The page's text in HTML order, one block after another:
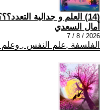
(14) العلم و جدالية التعدد؟؟؟؟؟؟؟؟؟؟؟؟؟؟
أمال السعدي
2026 / 8 / 7
الفلسفة ,علم النفس , وعلم